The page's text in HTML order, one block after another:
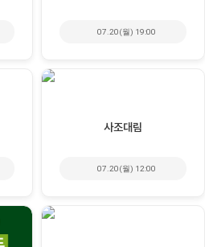
07.20(월) 19:00
사조대림
07.20(월) 12:00